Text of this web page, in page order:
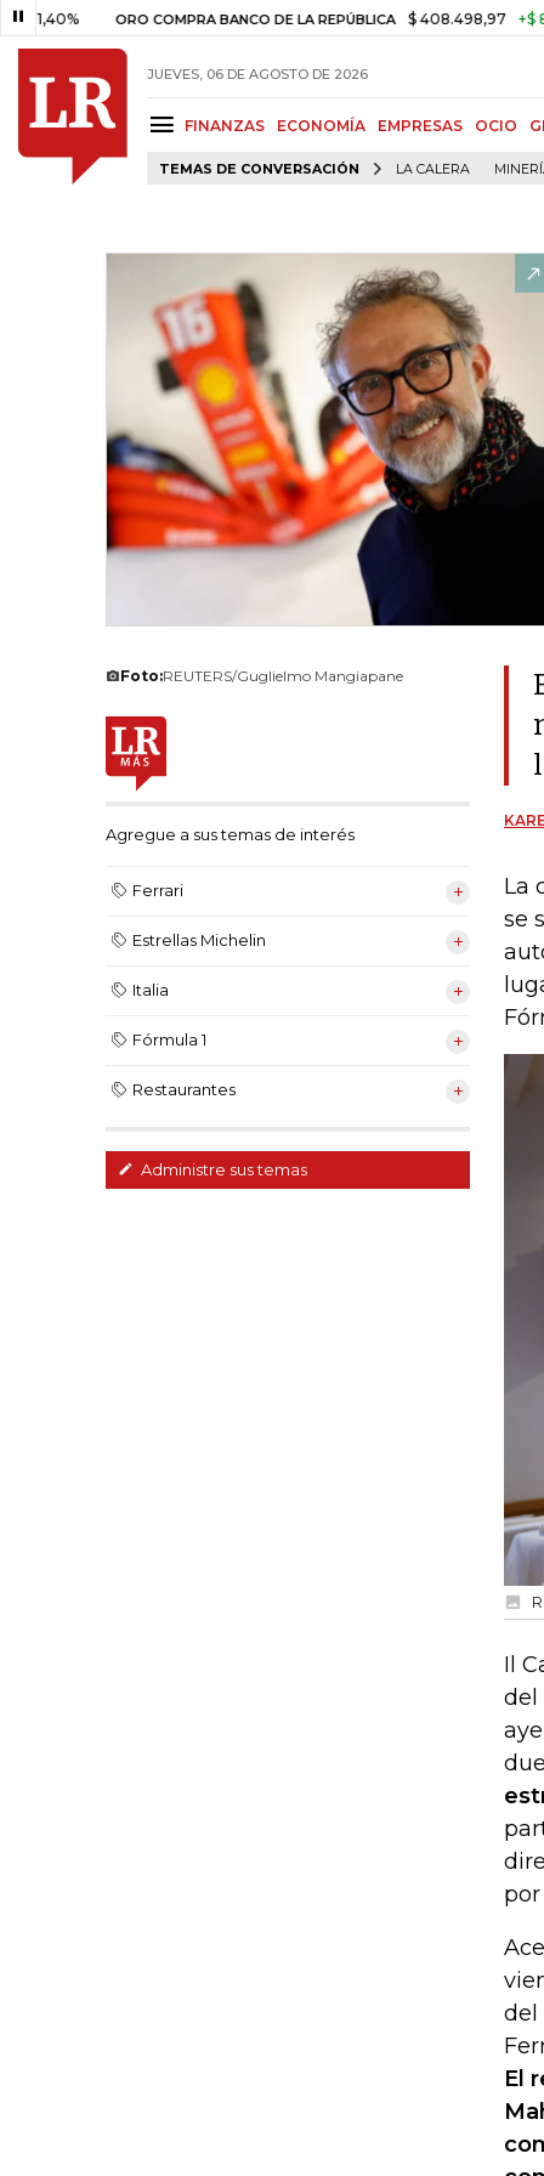
ORO COMPRA BANCO DE LA REPÚBLICA $ 408.498,97 +$ 8.753,81
JUEVES, 06 DE AGOSTO DE 2026
FINANZAS ECONOMÍA EMPRESAS OCIO
TEMAS DE CONVERSACIÓN LA CALERA
Foto:REUTERS/Guglielmo Mangiapane
Agregue a sus temas de interés
Ferrari
Estrellas Michelin
Italia
Fórmula 1
Restaurantes
Administre sus temas
La
se
Il
del
del
El